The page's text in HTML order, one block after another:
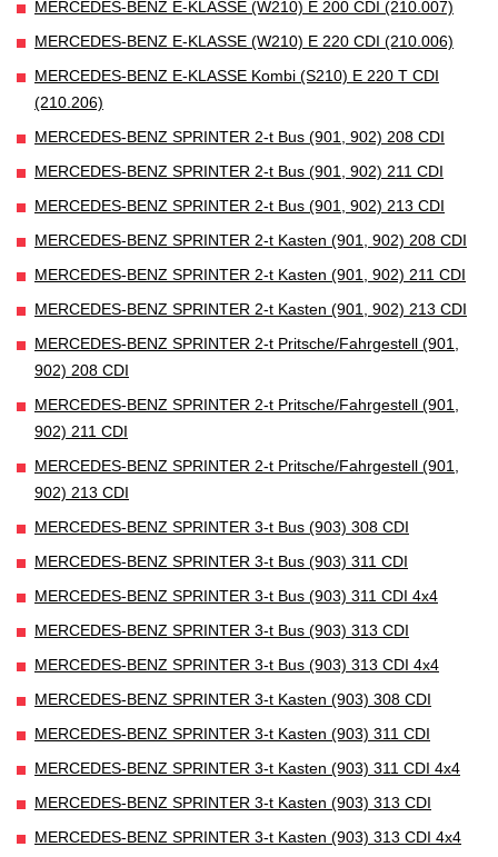
MERCEDES-BENZ E-KLASSE (W210) E 200 CDI (210.007)
MERCEDES-BENZ E-KLASSE (W210) E 220 CDI (210.006)
MERCEDES-BENZ E-KLASSE Kombi (S210) E 220 T CDI
(210.206)
MERCEDES-BENZ SPRINTER 2-t Bus (901, 902) 208 CDI
MERCEDES-BENZ SPRINTER 2-t Bus (901, 902) 211 CDI
MERCEDES-BENZ SPRINTER 2-t Bus (901, 902) 213 CDI
MERCEDES-BENZ SPRINTER 2-t Kasten (901, 902) 208 CDI
MERCEDES-BENZ SPRINTER 2-t Kasten (901, 902) 211 CDI
MERCEDES-BENZ SPRINTER 2-t Kasten (901, 902) 213 CDI
MERCEDES-BENZ SPRINTER 2-t Pritsche/Fahrgestell (901,
902) 208 CDI
MERCEDES-BENZ SPRINTER 2-t Pritsche/Fahrgestell (901,
902) 211 CDI
MERCEDES-BENZ SPRINTER 2-t Pritsche/Fahrgestell (901,
902) 213 CDI
MERCEDES-BENZ SPRINTER 3-t Bus (903) 308 CDI
MERCEDES-BENZ SPRINTER 3-t Bus (903) 311 CDI
MERCEDES-BENZ SPRINTER 3-t Bus (903) 311 CDI 4x4
MERCEDES-BENZ SPRINTER 3-t Bus (903) 313 CDI
MERCEDES-BENZ SPRINTER 3-t Bus (903) 313 CDI 4x4
MERCEDES-BENZ SPRINTER 3-t Kasten (903) 308 CDI
MERCEDES-BENZ SPRINTER 3-t Kasten (903) 311 CDI
MERCEDES-BENZ SPRINTER 3-t Kasten (903) 311 CDI 4x4
MERCEDES-BENZ SPRINTER 3-t Kasten (903) 313 CDI
MERCEDES-BENZ SPRINTER 3-t Kasten (903) 313 CDI 4x4